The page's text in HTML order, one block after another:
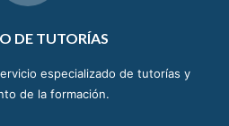
DE TUTORÍAS
especializado de tutorías y
de la formación.